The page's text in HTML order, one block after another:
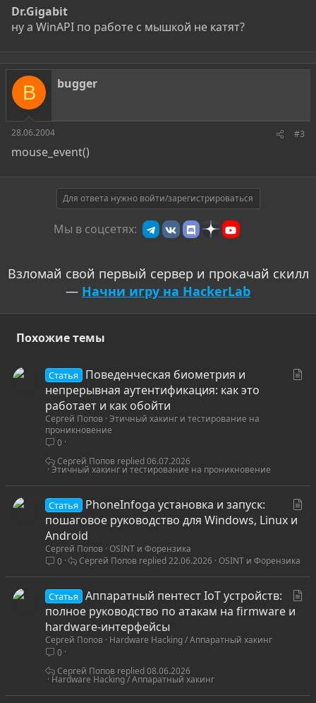
Dr.Gigabit
ну а WinAPI по работе с мышкой не катят?
B bugger
28.06.2004 #3
mouse_event()
Для ответа нужно войти/зарегистрироваться
Мы в соцсетях:
Взломай свой первый сервер и прокачай скилл
— Начни игру на HackerLab
Похожие темы
Статья
Поведенческая биометрия и
непрерывная аутентификация: как это
работает и как обойти
Сергей Попов Этичный хакинг и тестирование на
проникновение
0
Этичный хакинг и тестирование на проникновение
06.07.2026
Сергей Попов
я
Статья
PhoneInfoga установка и запуск:
пошаговое руководство для Windows, Linux и
Android
Сергей Попов OSINT и Форензика
0
OSINT и Форензика
22.06.2026
Сергей Попов
Статья
Аппаратный пентест IoT устройств:
полное руководство по атакам на firmware и
hardware-интерфейсы
Сергей Попов Hardware Hacking / Аппаратный хакинг
0
Hardware Hacking / Аппаратный хакинг
08.06.2026
Сергей Попов